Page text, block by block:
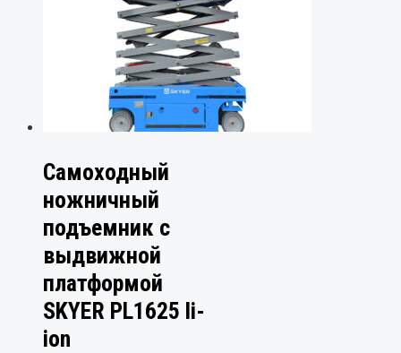
Самоходный
ножничный
подъемник с
выдвижной
платформой
SKYER PL1625 li-
ion